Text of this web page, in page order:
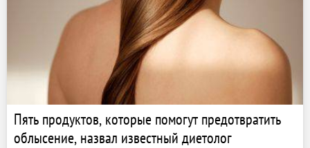
Пять продуктов, которые помогут предотвратить
облысение, назвал известный диетолог